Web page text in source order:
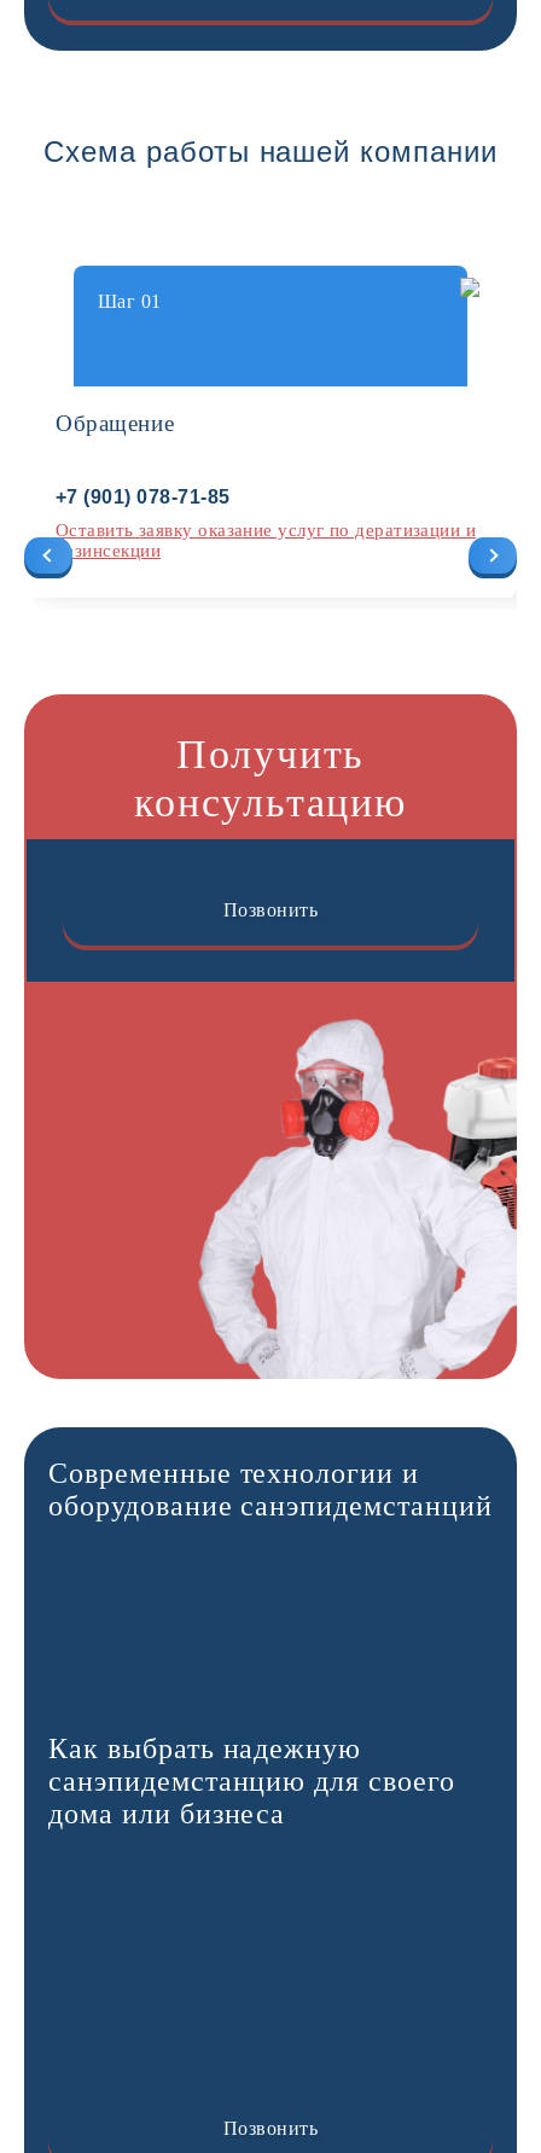
Схема работы нашей компании
Шаг 01
Обращение
+7 (901) 078-71-85
Оставить заявку оказание услуг по дератизации и
дезинсекции
Получить
консультацию
Позвонить
Современные технологии и
оборудование санэпидемстанций
Как выбрать надежную
санэпидемстанцию для своего
дома или бизнеса
Позвонить